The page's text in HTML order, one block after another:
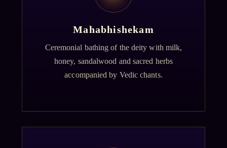
Mahabhishekam
Ceremonial bathing of the deity with milk,
honey, sandalwood and sacred herbs
accompanied by Vedic chants.